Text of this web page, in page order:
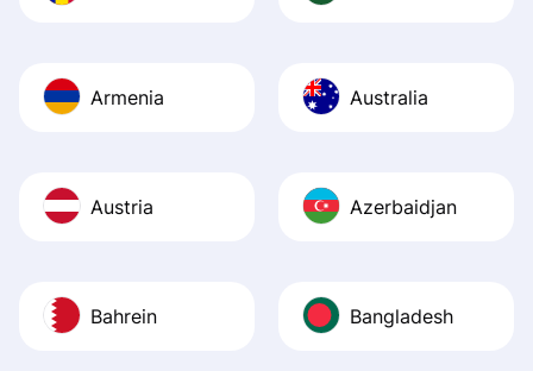
Armenia Australia
Austria Azerbaidjan
Bahrein Bangladesh